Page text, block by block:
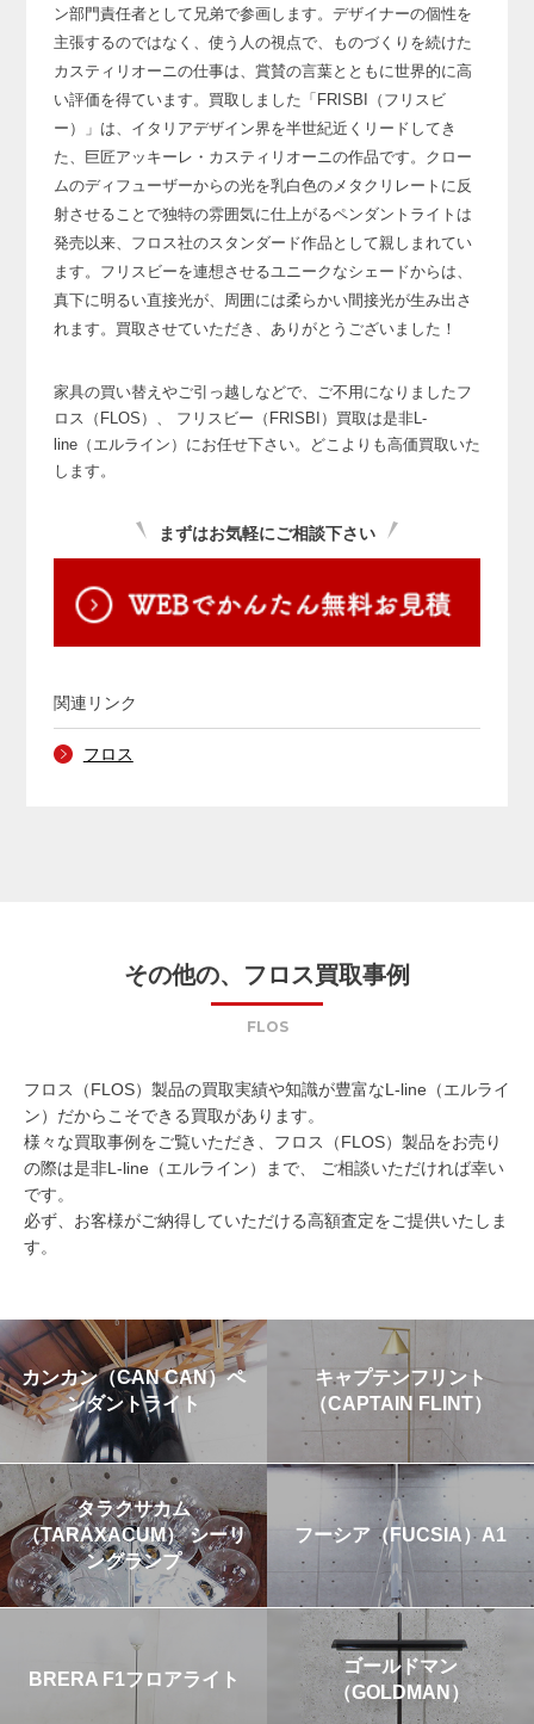
ン部門責任者として兄弟で参画します。 デザイナーの個性を
主張するのではなく、使う人の視点で、
ものづくりを続けた
カスティリオーニの仕事は、 賞賛の言葉とともに世界的に高
い評価を得ています。 買取しました「FRISBI（フリスビ
ー）」は、 イタリアデザイン界を半世紀近くリードしてき
た、巨匠アッキーレ・カスティリオーニの作品です。 クロー
ムのディフューザーからの光を乳白色のメタクリレートに反
射させることで独特の雰囲気に仕上がるペンダントライトは
発売以来、フロス社のスタンダード作品として親しまれてい
ます。 フリスビーを連想させるユニークなシェードからは、
真下に明るい直接光が、周囲には柔らかい間接光が生み出さ
れます。 買取させていただき、ありがとうございました！
家具の買い替えやご引っ越しなどで、ご不用になりましたフ
ロス（FLOS）、
フリスビー（FRISBI）買取は是非L-
line（エルライン）にお任せ下さい。どこよりも高価買取いた
します。
まずはお気軽にご相談下さい
関連リンク
フロス
その他の、フロス買取事例
FLOS
フロス（FLOS）製品の買取実績や知識が豊富なL-line（エルライ
ン）だからこそできる買取があります。
様々な買取事例をご覧いただき、フロス（FLOS）製品をお売り
の際は是非L-line（エルライン）まで、 ご相談いただければ幸い
です。
必ず、お客様がご納得していただける高額査定をご提供いたしま
す。
カンカン（CAN CAN）ペ
ンダントライト
キャプテンフリント
（CAPTAIN FLINT）
タラクサカム
（TARAXACUM） シーリ
ングランプ
フーシア（FUCSIA）A1
BRERA F1フロアライト
ゴールドマン
（GOLDMAN）